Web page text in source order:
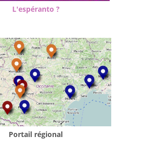
L'espéranto ?
Portail régional